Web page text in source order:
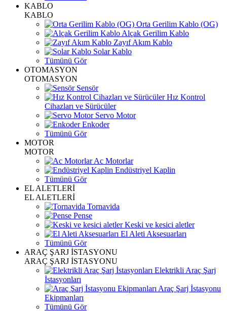
KABLO
KABLO
Orta Gerilim Kablo (OG)
Alçak Gerilim Kablo
Zayıf Akım Kablo
Solar Kablo
Tümünü Gör
OTOMASYON
OTOMASYON
Sensör
Hız Kontrol
Cihazları ve Sürücüler
Servo Motor
Enkoder
Tümünü Gör
MOTOR
MOTOR
Ac Motorlar
Endüstriyel Kaplin
Tümünü Gör
EL ALETLERİ
EL ALETLERİ
Tornavida
Pense
Keski ve kesici aletler
El Aleti Aksesuarları
Tümünü Gör
ARAÇ ŞARJ İSTASYONU
ARAÇ ŞARJ İSTASYONU
Elektrikli Araç Şarj
İstasyonları
Araç Şarj İstasyonu
Ekipmanları
Tümünü Gör